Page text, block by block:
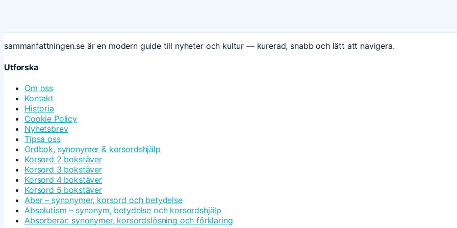
sammanfattningen.se är en modern guide till nyheter och kultur — kurerad, snabb och lätt att navigera.
Utforska
Om oss
Kontakt
Historia
Cookie Policy
Nyhetsbrev
Tipsa oss
Ordbok, synonymer & korsordshjälp
Korsord 2 bokstäver
Korsord 3 bokstäver
Korsord 4 bokstäver
Korsord 5 bokstäver
Aber – synonymer, korsord och betydelse
Absolutism – synonym, betydelse och korsordshjälp
Absorberar: synonymer, korsordslösning och förklaring